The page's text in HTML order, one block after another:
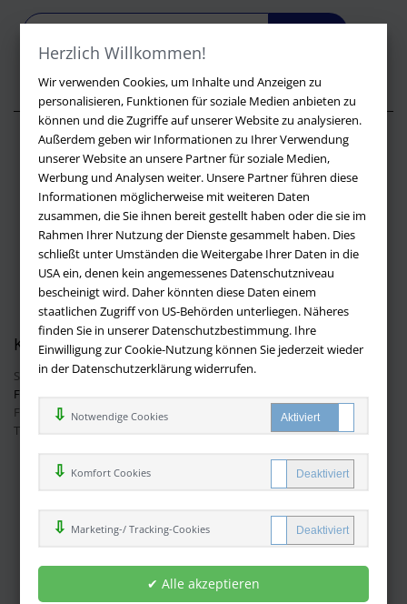
Herzlich Willkommen!
Wir verwenden Cookies, um Inhalte und Anzeigen zu
personalisieren, Funktionen für soziale Medien anbieten zu
können und die Zugriffe auf unserer Website zu analysieren.
Außerdem geben wir Informationen zu Ihrer Verwendung
unserer Website an unsere Partner für soziale Medien,
Werbung und Analysen weiter. Unsere Partner führen diese
Informationen möglicherweise mit weiteren Daten
zusammen, die Sie ihnen bereit gestellt haben oder die sie im
Rahmen Ihrer Nutzung der Dienste gesammelt haben. Dies
schließt unter Umständen die Weitergabe Ihrer Daten in die
USA ein, denen kein angemessenes Datenschutzniveau
bescheinigt wird. Daher könnten diese Daten einem
staatlichen Zugriff von US-Behörden unterliegen. Näheres
finden Sie in unserer Datenschutzbestimmung. Ihre
Einwilligung zur Cookie-Nutzung können Sie jederzeit wieder
in der Datenschutzerklärung widerrufen.
Notwendige Cookies
Komfort Cookies
Marketing-/ Tracking-Cookies
Über buchversandmimpf2000.de
Impressum
Versandbedingungen
Widerruf
Batteriehinweis
AGB
Datenschutz
Kontakt
Sie haben Fragen?Hier finden Sie Antworten auf häufig gestellte
Fragen.
Fragen per E-Mail:info@buchversandmimpf2000.de
Telefon: +49 (0)9209 20 23 188
Ihre Vorteile bei uns
Kostenloser Versand innerhalb Deutschlands
Sicherer Online Shop und Zahlung mit SSL-Verschlüsselung
Viele Zahlungsmethoden wie PayPal oder per Vorkasse
Zahlweisen